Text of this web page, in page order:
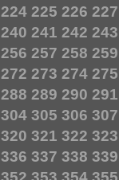
224 225 226 227
240 241 242 243
256 257 258 259
272 273 274 275
288 289 290 291
304 305 306 307
320 321 322 323
336 337 338 339